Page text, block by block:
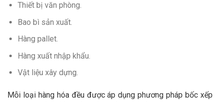
Thiết bị văn phòng.
Bao bì sản xuất.
Hàng pallet.
Hàng xuất nhập khẩu.
Vật liệu xây dựng.
Mỗi loại hàng hóa đều được áp dụng phương pháp bốc xếp